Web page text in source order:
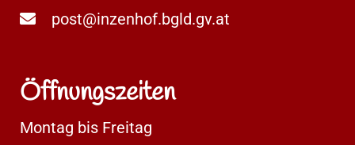
post@inzenhof.bgld.gv.at
Öffnungszeiten
Montag bis Freitag